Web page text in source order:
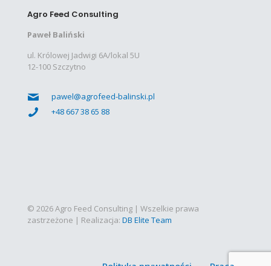
Agro Feed Consulting
Paweł Baliński
ul. Królowej Jadwigi 6A/lokal 5U
12-100 Szczytno
pawel@agrofeed-balinski.pl
+48 667 38 65 88
© 2026 Agro Feed Consulting | Wszelkie prawa
zastrzeżone | Realizacja: DB Elite Team